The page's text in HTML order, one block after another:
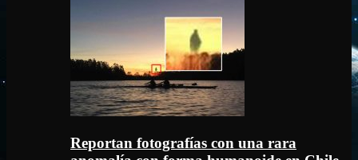
Reportan fotografías con una rara